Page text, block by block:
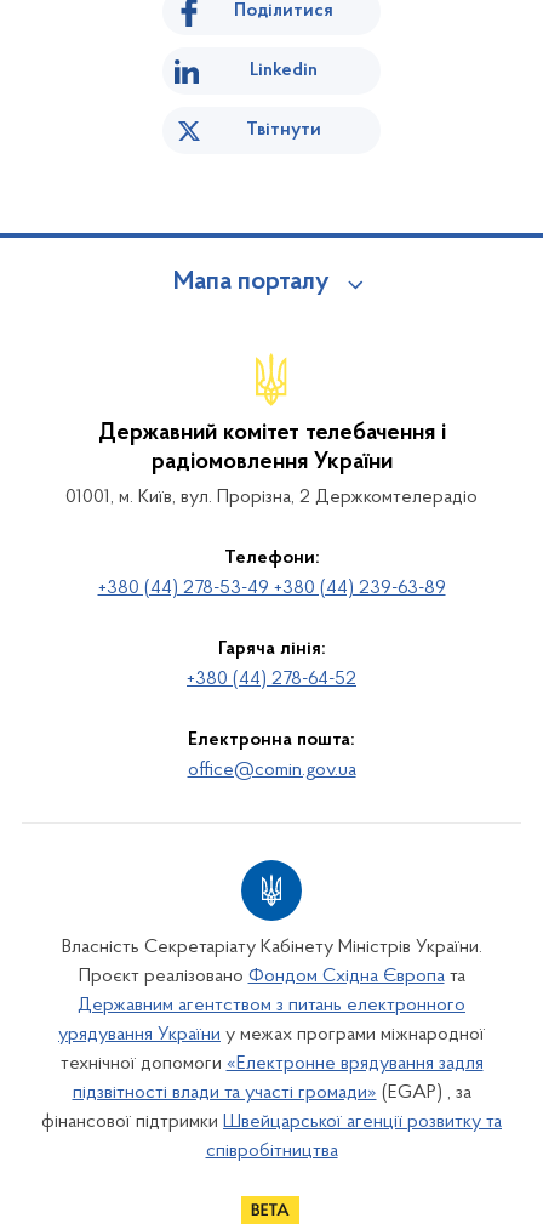
Поділитися
Linkedin
Твітнути
Мапа порталу
Державний комітет телебачення і
радіомовлення України
01001, м. Київ, вул. Прорізна, 2 Держкомтелерадіо
Телефони:
+380 (44) 278-53-49 +380 (44) 239-63-89
Гаряча лінія:
+380 (44) 278-64-52
Електронна пошта:
office@comin.gov.ua
Власність Секретаріату Кабінету Міністрів України.
Проєкт реалізовано Фондом Східна Європата
Державним агентством з питань електронного
урядування України у межах програми міжнародної
технічної допомоги «Електронне врядування задля
підзвітності влади та участі громади» (EGAP) , за
фінансової підтримки Швейцарської агенції розвитку та
співробітництва